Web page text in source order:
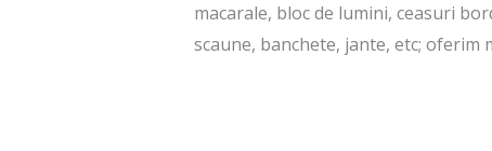
macarale, bloc de lumini, ceasuri
scaune, banchete, jante, etc; oferim